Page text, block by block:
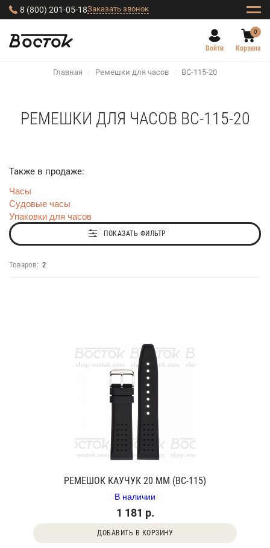
8 (800) 201-05-18Заказать звонок
Войти
0
Корзина
Главная / Ремешки для часов / BC-115-20
РЕМЕШКИ ДЛЯ ЧАСОВ BC-115-20
Также в продаже:
Часы
Судовые часы
Упаковки для часов
ПОКАЗАТЬ ФИЛЬТР
Товаров: 2
РЕМЕШОК КАУЧУК 20 ММ (BC-115)
В наличии
1 181 р.
ДОБАВИТЬ В КОРЗИНУ